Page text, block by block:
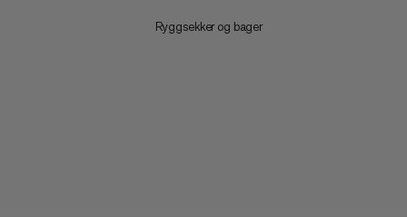
Ryggsekker og bager